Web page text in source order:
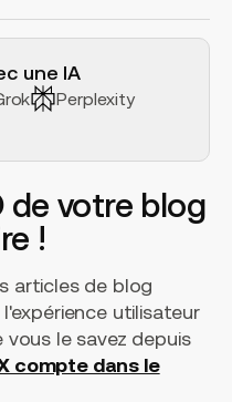
une IA
Perplexity
de votre blog
!
articles de blog
utilisateur
le savez depuis
compte dans le